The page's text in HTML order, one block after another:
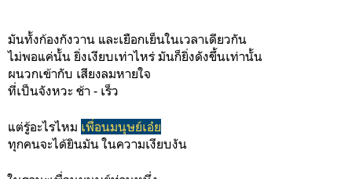
มันทั้งก้องกังวาน และเยือกเย็นในเวลาเดียวกัน
ไม่พอแค่นั้น ยิ่งเงียบเท่าไหร่ มันก็ยิ่งดังขึ้นเท่านั้น
ผนวกเข้ากับ เสียงลมหายใจ
ที่เป็นจังหวะ ช้า - เร็ว
แต่รู้อะไรไหม เพื่อนมนุษย์เอ๋ย
ทุกคนจะได้ยินมัน ในความเงียบงัน